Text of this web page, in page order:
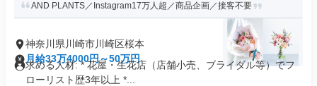
AND PLANTS／Instagram17万人超／商品企画／接客不要
神奈川県川崎市川崎区桜本
月給33万4000円～50万円
求める人材: * 花屋・生花店（店舗小売、ブライダル等）でフ
ローリスト歴3年以上 *...